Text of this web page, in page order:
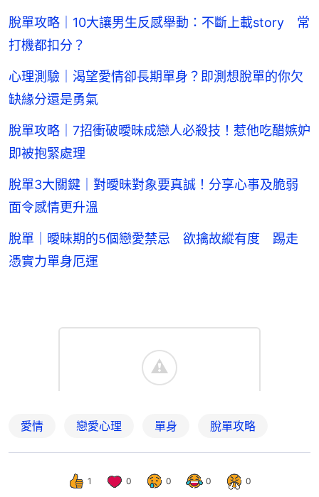
脫單攻略｜10大讓男生反感舉動：不斷上載story 常
打機都扣分？
心理測驗｜渴望愛情卻長期單身？即測想脫單的你欠
缺緣分還是勇氣
脫單攻略｜7招衝破曖昧成戀人必殺技！惹他吃醋嫉妒
即被抱緊處理
脫單3大關鍵｜對曖昧對象要真誠！分享心事及脆弱
面令感情更升溫
脫單｜曖昧期的5個戀愛禁忌 欲擒故縱有度 踢走
憑實力單身厄運
愛情 戀愛心理 單身 脫單攻略
1 0 0 0 0